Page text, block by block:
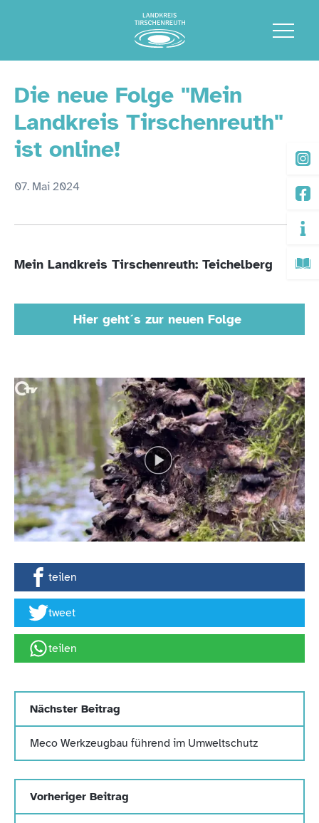
Die neue Folge "Mein
Landkreis Tirschenreuth"
ist online!
07. Mai 2024
Mein Landkreis Tirschenreuth: Teichelberg
Hier geht´s zur neuen Folge
teilen
tweet
teilen
Nächster Beitrag
Meco Werkzeugbau führend im Umweltschutz
Vorheriger Beitrag